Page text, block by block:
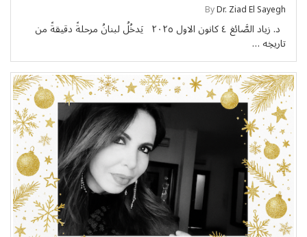
ByDr. Ziad El Sayegh
د. زياد الصَّائغ ٤ كانون الاول ٢٠٢٥ يَدخُلُ لبنانُ مرحلةً دقيقةً من
تاريخِه …